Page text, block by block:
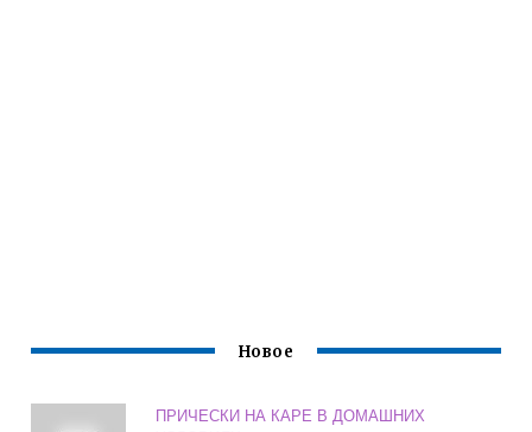
Новое
ПРИЧЕСКИ НА КАРЕ В ДОМАШНИХ